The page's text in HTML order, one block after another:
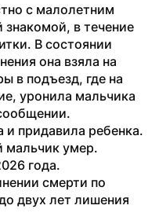
с малолетним
знакомой, в течение
В состоянии
она взяла на
в подъезд, где на
уронила мальчика
придавила ребенка.
мальчик умер.
года.
смерти по
двух лет лишения